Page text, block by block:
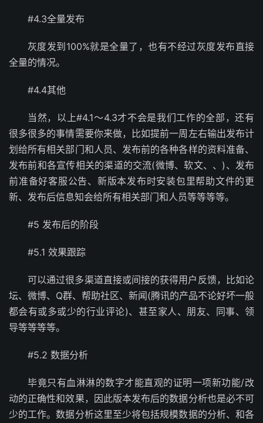
#4.3全量发布
灰度发到100%就是全量了，也有不经过灰度发布直接
全量的情况。
#4.4其他
当然，以上#4.1～4.3才不会是我们工作的全部，还有
很多很多的事情需要你来做，比如提前一周左右输出发布计
划给所有相关部门和人员、发布前的各种各样的资料准备、
发布前和各宣传相关的渠道的交流(微博、软文、、)、发布
前准备好客服公告、新版本发布时安装包里帮助文件的更
新、发布后信息知会给所有相关部门和人员等等等等。
#5 发布后的阶段
#5.1 效果跟踪
可以通过很多渠道直接或间接的获得用户反馈，比如论
坛、微博、Q群、帮助社区、新闻(腾讯的产品不论好坏一般
都会有或多或少的行业评论)、甚至家人、朋友、同事、领
导等等等等。
#5.2 数据分析
毕竟只有血淋淋的数字才能直观的证明一项新功能/改
动的正确性和效果，因此版本发布后的数据分析也是必不可
少的工作。数据分析这里至少将包括规模数据的分析、和各